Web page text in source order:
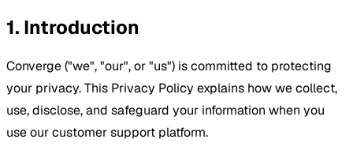
1. Introduction
Converge ("we", "our", or "us") is committed to protecting
your privacy. This Privacy Policy explains how we collect,
use, disclose, and safeguard your information when you
use our customer support platform.